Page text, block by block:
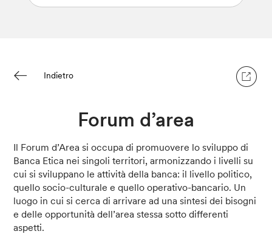
Indietro
Forum d’area
Il Forum d’Area si occupa di promuovere lo sviluppo di
Banca Etica nei singoli territori, armonizzando i livelli su
cui si sviluppano le attività della banca: il livello politico,
quello socio-culturale e quello operativo-bancario. Un
luogo in cui si cerca di arrivare ad una sintesi dei bisogni
e delle opportunità dell’area stessa sotto differenti
aspetti.